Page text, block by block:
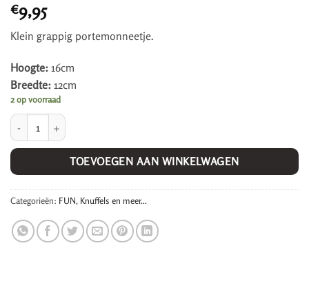
€9,95
Klein grappig portemonneetje.
Hoogte: 16cm
Breedte: 12cm
2 op voorraad
Kids portemonnee, Konijn. aantal
TOEVOEGEN AAN WINKELWAGEN
Categorieën: FUN, Knuffels en meer...